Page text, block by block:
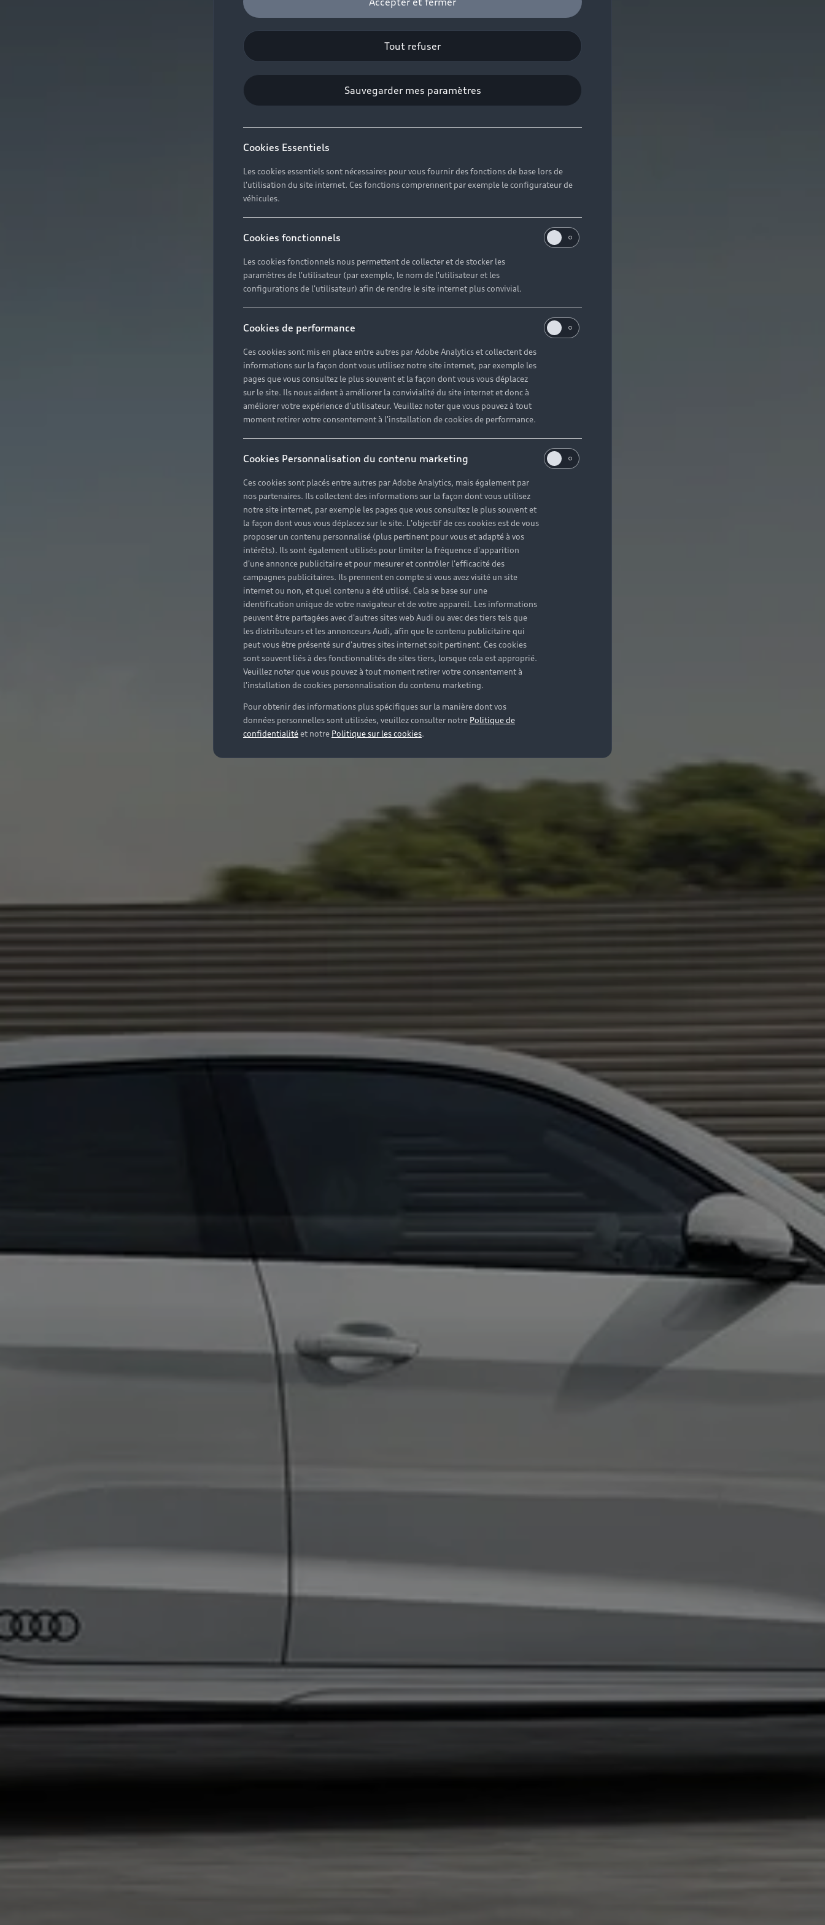
Tout refuser
Sauvegarder mes paramètres
Cookies Essentiels
Les cookies essentiels sont nécessaires pour vous fournir des fonctions de base lors de
l'utilisation du site internet. Ces fonctions comprennent par exemple le configurateur de
véhicules.
Cookies fonctionnels
Les cookies fonctionnels nous permettent de collecter et de stocker les
paramètres de l'utilisateur (par exemple, le nom de l'utilisateur et les
configurations de l'utilisateur) afin de rendre le site internet plus convivial.
Cookies de performance
Ces cookies sont mis en place entre autres par Adobe Analytics et collectent des
informations sur la façon dont vous utilisez notre site internet, par exemple les
pages que vous consultez le plus souvent et la façon dont vous vous déplacez
sur le site. Ils nous aident à améliorer la convivialité du site internet et donc à
améliorer votre expérience d'utilisateur. Veuillez noter que vous pouvez à tout
moment retirer votre consentement à l'installation de cookies de performance.
Cookies Personnalisation du contenu marketing
Ces cookies sont placés entre autres par Adobe Analytics, mais également par
nos partenaires. Ils collectent des informations sur la façon dont vous utilisez
notre site internet, par exemple les pages que vous consultez le plus souvent et
la façon dont vous vous déplacez sur le site. L'objectif de ces cookies est de vous
proposer un contenu personnalisé (plus pertinent pour vous et adapté à vos
intérêts). Ils sont également utilisés pour limiter la fréquence d'apparition
d'une annonce publicitaire et pour mesurer et contrôler l'efficacité des
campagnes publicitaires. Ils prennent en compte si vous avez visité un site
internet ou non, et quel contenu a été utilisé. Cela se base sur une
identification unique de votre navigateur et de votre appareil. Les informations
peuvent être partagées avec d'autres sites web Audi ou avec des tiers tels que
les distributeurs et les annonceurs Audi, afin que le contenu publicitaire qui
peut vous être présenté sur d'autres sites internet soit pertinent. Ces cookies
sont souvent liés à des fonctionnalités de sites tiers, lorsque cela est approprié.
Veuillez noter que vous pouvez à tout moment retirer votre consentement à
l'installation de cookies personnalisation du contenu marketing.
Pour obtenir des informations plus spécifiques sur la manière dont vos
données personnelles sont utilisées, veuillez consulter notre Politique de
confidentialitéet notre Politique sur les cookies.